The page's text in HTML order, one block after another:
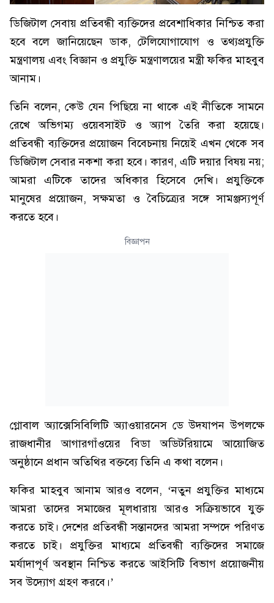
ডিজিটাল সেবায় প্রতিবন্ধী ব্যক্তিদের প্রবেশাধিকার নিশ্চিত করা
হবে বলে জানিয়েছেন ডাক, টেলিযোগাযোগ ও তথ্যপ্রযুক্তি
মন্ত্রণালয় এবং বিজ্ঞান ও প্রযুক্তি মন্ত্রণালয়ের মন্ত্রী ফকির মাহবুব
আনাম।
তিনি বলেন, কেউ যেন পিছিয়ে না থাকে এই নীতিকে সামনে
রেখে অভিগম্য ওয়েবসাইট ও অ্যাপ তৈরি করা হয়েছে।
প্রতিবন্ধী ব্যক্তিদের প্রয়োজন বিবেচনায় নিয়েই এখন থেকে সব
ডিজিটাল সেবার নকশা করা হবে। কারণ, এটি দয়ার বিষয় নয়;
আমরা এটিকে তাদের অধিকার হিসেবে দেখি। প্রযুক্তিকে
মানুষের প্রয়োজন, সক্ষমতা ও বৈচিত্র্যের সঙ্গে সামঞ্জস্যপূর্ণ
করতে হবে।
বিজ্ঞাপন
গ্লোবাল অ্যাক্সেসিবিলিটি অ্যাওয়ারনেস ডে উদযাপন উপলক্ষে
রাজধানীর আগারগাঁওয়ের বিডা অডিটরিয়ামে আয়োজিত
অনুষ্ঠানে প্রধান অতিথির বক্তব্যে তিনি এ কথা বলেন।
ফকির মাহবুব আনাম আরও বলেন, ‘নতুন প্রযুক্তির মাধ্যমে
আমরা তাদের সমাজের মূলধারায় আরও সক্রিয়ভাবে যুক্ত
করতে চাই। দেশের প্রতিবন্ধী সন্তানদের আমরা সম্পদে পরিণত
করতে চাই। প্রযুক্তির মাধ্যমে প্রতিবন্ধী ব্যক্তিদের সমাজে
মর্যাদাপূর্ণ অবস্থান নিশ্চিত করতে আইসিটি বিভাগ প্রয়োজনীয়
সব উদ্যোগ গ্রহণ করবে।’